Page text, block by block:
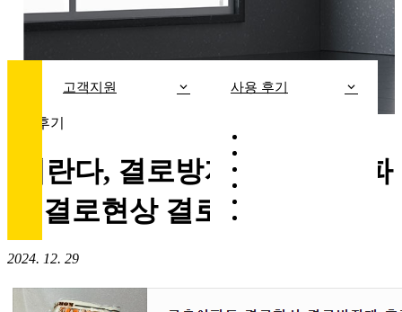
고객지원 사용 후기
사용후기
[베란다, 결로방지제] 구축아파
트 결로현상 결로방지제 후기
2024. 12. 29